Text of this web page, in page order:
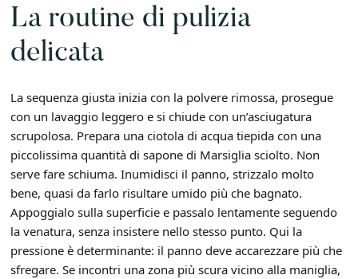
La routine di pulizia
delicata
La sequenza giusta inizia con la polvere rimossa, prosegue
con un lavaggio leggero e si chiude con un’asciugatura
scrupolosa. Prepara una ciotola di acqua tiepida con una
piccolissima quantità di sapone di Marsiglia sciolto. Non
serve fare schiuma. Inumidisci il panno, strizzalo molto
bene, quasi da farlo risultare umido più che bagnato.
Appoggialo sulla superficie e passalo lentamente seguendo
la venatura, senza insistere nello stesso punto. Qui la
pressione è determinante: il panno deve accarezzare più che
sfregare. Se incontri una zona più scura vicino alla maniglia,